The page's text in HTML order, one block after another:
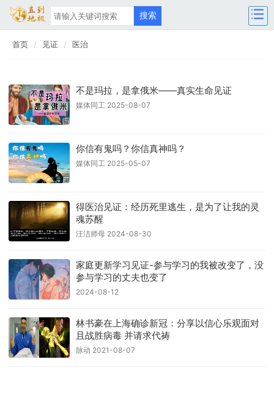
首页 见证 医治
不是玛拉，是拿俄米——真实生命见证
媒体同工 2025-08-07
你信有鬼吗？你信真神吗？
媒体同工 2025-05-07
得医治见证：经历死里逃生，是为了让我的灵
魂苏醒
汪洁师母 2024-08-30
家庭更新学习见证-参与学习的我被改变了，没
参与学习的丈夫也变了
2024-08-12
林书豪在上海确诊新冠：分享以信心乐观面对
且战胜病毒 并请求代祷
脉动 2021-08-07